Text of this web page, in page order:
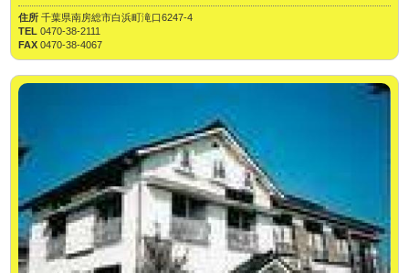
住所千葉県南房総市白浜町滝口6247-4
TEL0470-38-2111
FAX0470-38-4067